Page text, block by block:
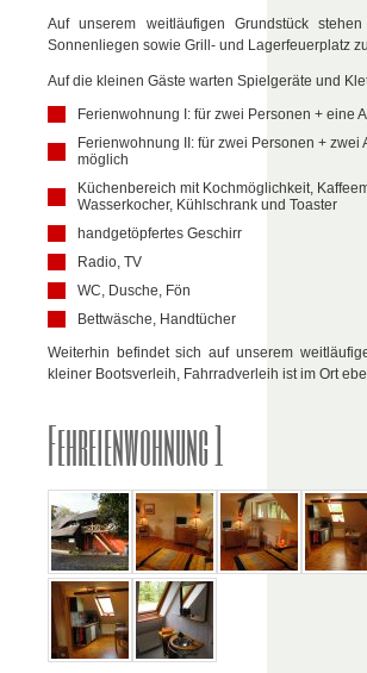
Auf unserem weitläufigen Grundstück
Sonnenliegen sowie Grill- und Lagerfeuerplatz
Auf die kleinen Gäste warten Spielgeräte und
Ferienwohnung I: für zwei Personen + eine
Ferienwohnung II: für zwei Personen + zwei
möglich
Küchenbereich mit Kochmöglichkeit,
Wasserkocher, Kühlschrank und Toaster
handgetöpfertes Geschirr
Radio, TV
WC, Dusche, Fön
Bettwäsche, Handtücher
Weiterhin befindet sich auf unserem
kleiner Bootsverleih, Fahrradverleih ist im Ort
Fehreienwohnung 1